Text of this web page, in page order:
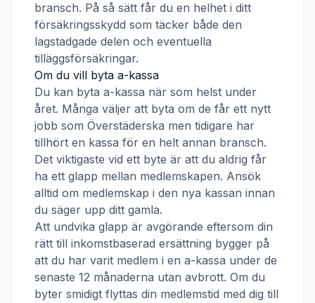
bransch. På så sätt får du en helhet i ditt
försäkringsskydd som täcker både den
lagstadgade delen och eventuella
tilläggsförsäkringar.
Om du vill byta a-kassa
Du kan byta a-kassa när som helst under
året. Många väljer att byta om de får ett nytt
jobb som Överstäderska men tidigare har
tillhört en kassa för en helt annan bransch.
Det viktigaste vid ett byte är att du aldrig får
ha ett glapp mellan medlemskapen. Ansök
alltid om medlemskap i den nya kassan innan
du säger upp ditt gamla.
Att undvika glapp är avgörande eftersom din
rätt till inkomstbaserad ersättning bygger på
att du har varit medlem i en a-kassa under de
senaste 12 månaderna utan avbrott. Om du
byter smidigt flyttas din medlemstid med dig till